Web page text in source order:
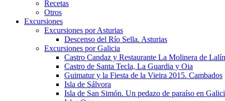
Recetas
Otros
Excursiones
Excursiones por Asturias
Descenso del Río Sella. Asturias
Excursiones por Galicia
Castro Candaz y Restaurante La Molinera de Lalín
Castro de Santa Tecla, La Guardia y Oia
Guimatur y la Fiesta de la Vieira 2015. Cambados
Isla de Sálvora
Isla de San Simón. Un pedazo de paraíso en